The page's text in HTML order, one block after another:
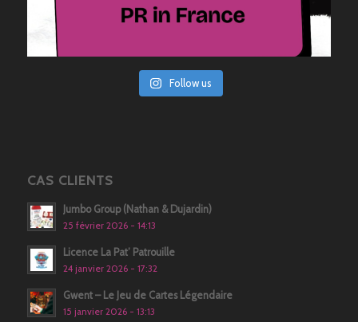
Follow us
CAS CLIENTS
Jumbo Group (Nathan & Dujardin)
25 février 2026 - 14:13
Licence La Pat’ Patrouille
24 janvier 2026 - 17:32
Gwent – Le Jeu de Cartes Légendaire
15 janvier 2026 - 13:13